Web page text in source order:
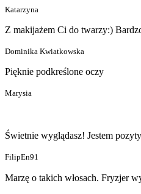
Katarzyna
Z makijażem Ci do twarzy:)
Dominika Kwiatkowska
Pięknie podkreślone oczy
Marysia
Świetnie wyglądasz! Jestem
FilipEn91
Marzę o takich włosach. Fryzjer